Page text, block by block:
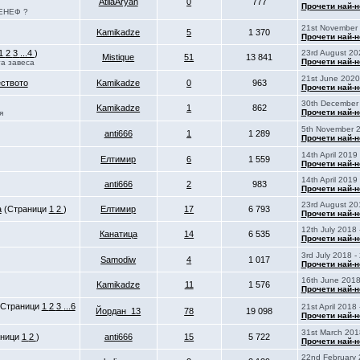
?
Прочети най-
Kamikadze 5 1 370
21st
Прочети най-
2 3 ...4 )
завеса
Mistique 51 13 841
23rd August
Прочети най-
Kamikadze 0 963
21st June
Прочети най-
Kamikadze 1 862
30th
Прочети най-
anti666 1 1 289
5th November
Прочети най-
Елтимир 6 1 559
14th April 2019
Прочети най-
anti666 2 983
14th April 2019
Прочети най-
(Страници 1 2 ) Елтимир 17 6 793
23rd August
Прочети най-
Канатица 14 6 535
12th July 2018
Прочети най-
Samodiw 4 1 017
3rd July 2018 -
Прочети най-
Kamikadze 11 1 576
16th June
Прочети най-
1 2 3 ...6 Йордан_13 78 19 098
21st April 2018
Прочети най-
1 2 ) anti666 15 5 722
31st March
Прочети най-
22nd February